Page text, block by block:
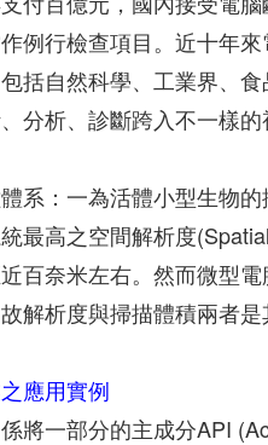
例行檢查項目。近十年
括自然科學、工業界、
分析、診斷跨入不一樣的
系：一為活體小型生物
最高之空間解析度
百奈米左右。然而微型
解析度與掃描體積兩者是
應用實例
將一部分的主成分API